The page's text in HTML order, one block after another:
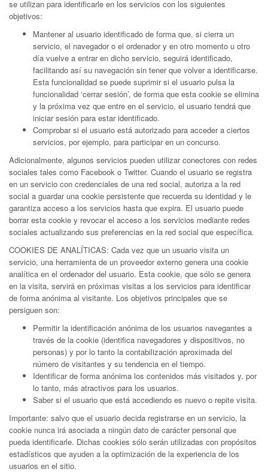
se utilizan para identificarle en los servicios con los siguientes
objetivos:
Mantener al usuario identificado de forma que, si cierra un
servicio, el navegador o el ordenador y en otro momento u otro
día vuelve a entrar en dicho servicio, seguirá identificado,
facilitando así su navegación sin tener que volver a identificarse.
Esta funcionalidad se puede suprimir si el usuario pulsa la
funcionalidad ‘cerrar sesión’, de forma que esta cookie se elimina
y la próxima vez que entre en el servicio, el usuario tendrá que
iniciar sesión para estar identificado.
Comprobar si el usuario está autorizado para acceder a ciertos
servicios, por ejemplo, para participar en un concurso.
Adicionalmente, algunos servicios pueden utilizar conectores con redes
sociales tales como Facebook o Twitter. Cuando el usuario se registra
en un servicio con credenciales de una red social, autoriza a la red
social a guardar una cookie persistente que recuerda su identidad y le
garantiza acceso a los servicios hasta que expira. El usuario puede
borrar esta cookie y revocar el acceso a los servicios mediante redes
sociales actualizando sus preferencias en la red social que específica.
COOKIES DE ANALÍTICAS: Cada vez que un usuario visita un
servicio, una herramienta de un proveedor externo genera una cookie
analítica en el ordenador del usuario. Esta cookie, que sólo se genera
en la visita, servirá en próximas visitas a los servicios para identificar
de forma anónima al visitante. Los objetivos principales que se
persiguen son:
Permitir la identificación anónima de los usuarios navegantes a
través de la cookie (identifica navegadores y dispositivos, no
personas) y por lo tanto la contabilización aproximada del
número de visitantes y su tendencia en el tiempo.
Identificar de forma anónima los contenidos más visitados y, por
lo tanto, más atractivos para los usuarios.
Saber si el usuario que está accediendo es nuevo o repite visita.
Importante: salvo que el usuario decida registrarse en un servicio, la
cookie nunca irá asociada a ningún dato de carácter personal que
pueda identificarle. Dichas cookies sólo serán utilizadas con propósitos
estadísticos que ayuden a la optimización de la experiencia de los
usuarios en el sitio.